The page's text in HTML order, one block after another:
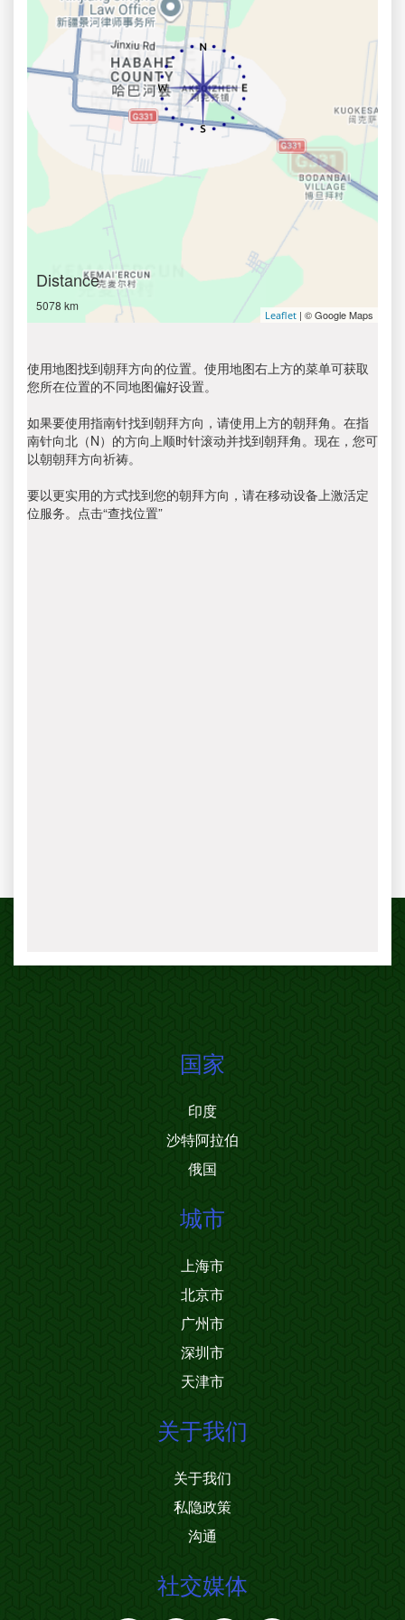
Distance
5078 km
Leaflet | © Google Maps
使用地图找到朝拜方向的位置。使用地图右上方的菜单可获取
您所在位置的不同地图偏好设置。
如果要使用指南针找到朝拜方向，请使用上方的朝拜角。在指
南针向北（N）的方向上顺时针滚动并找到朝拜角。现在，您可
以朝朝拜方向祈祷。
要以更实用的方式找到您的朝拜方向，请在移动设备上激活定
位服务。点击“查找位置”
国家
印度
沙特阿拉伯
俄国
城市
上海市
北京市
广州市
深圳市
天津市
关于我们
关于我们
私隐政策
沟通
社交媒体